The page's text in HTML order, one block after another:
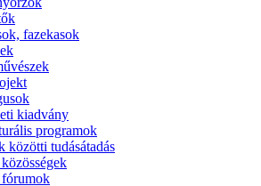
fazekasok
kiadvány
programok
közötti tudásátadás
fórumok